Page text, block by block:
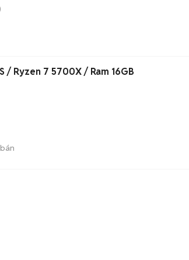
/ Ryzen 7 5700X / Ram 16GB